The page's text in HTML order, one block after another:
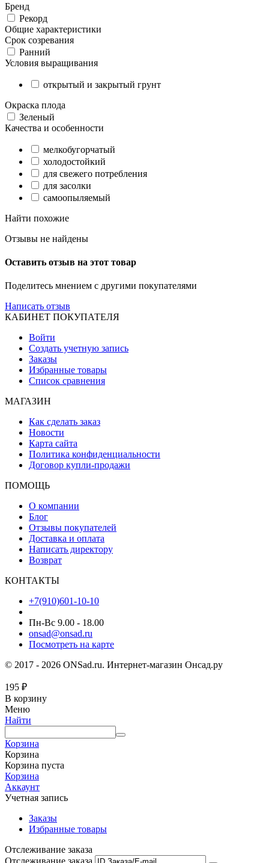
Бренд
Рекорд
Общие характеристики
Срок созревания
Ранний
Условия выращивания
открытый и закрытый грунт
Окраска плода
Зеленый
Качества и особенности
мелкобугорчатый
холодостойкий
для свежего потребления
для засолки
самоопыляемый
Найти похожие
Отзывы не найдены
Оставить отзыв на этот товар
Поделитесь мнением с другими покупателями
Написать отзыв
КАБИНЕТ ПОКУПАТЕЛЯ
Войти
Создать учетную запись
Заказы
Избранные товары
Список сравнения
МАГАЗИН
Как сделать заказ
Новости
Карта сайта
Политика конфиденциальности
Договор купли-продажи
ПОМОЩЬ
О компании
Блог
Отзывы покупателей
Доставка и оплата
Написать директору
Возврат
КОНТАКТЫ
+7(910)601-10-10
Пн-Вс 9.00 - 18.00
onsad@onsad.ru
Посмотреть на карте
© 2017 - 2026 ONSad.ru. Интернет-магазин Онсад.ру
195 ₽
В корзину
Меню
Найти
Корзина
Корзина
Корзина пуста
Корзина
Аккаунт
Учетная запись
Заказы
Избранные товары
Отслеживание заказа